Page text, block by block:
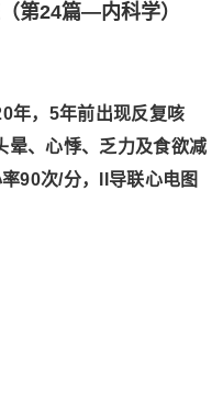
第24篇—内科学）
年，5年前出现反复咳
晕、心悸、乏力及食欲减
90次/分，II导联心电图